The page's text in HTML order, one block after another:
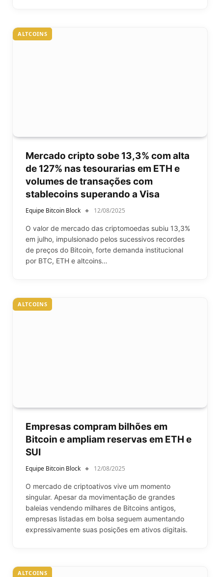
ALTCOINS
Mercado cripto sobe 13,3% com alta
de 127% nas tesourarias em ETH e
volumes de transações com
stablecoins superando a Visa
Equipe Bitcoin Block 12/08/2025
O valor de mercado das criptomoedas subiu 13,3%
em julho, impulsionado pelos sucessivos recordes
de preços do Bitcoin, forte demanda institucional
por BTC, ETH e altcoins…
ALTCOINS
Empresas compram bilhões em
Bitcoin e ampliam reservas em ETH e
SUI
Equipe Bitcoin Block 12/08/2025
O mercado de criptoativos vive um momento
singular. Apesar da movimentação de grandes
baleias vendendo milhares de Bitcoins antigos,
empresas listadas em bolsa seguem aumentando
expressivamente suas posições em ativos digitais.
ALTCOINS